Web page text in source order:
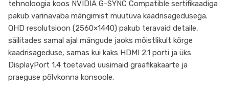
tehnoloogia koos NVIDIA G-SYNC Compatible sertifikaadiga
pakub värinavaba mängimist muutuva kaadrisagedusega.
QHD resolutsioon (2560×1440) pakub teravaid detaile,
säilitades samal ajal mängude jaoks mõistlikult kõrge
kaadrisageduse, samas kui kaks HDMI 2.1 porti ja üks
DisplayPort 1.4 toetavad uusimaid graafikakaarte ja
praeguse põlvkonna konsoole.